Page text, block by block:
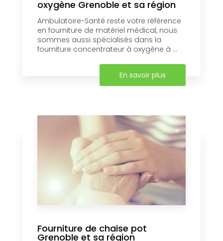
oxygène Grenoble et sa région
Ambulatoire-Santé reste votre référence
en fourniture de matériel médical, nous
sommes aussi spécialisés dans la
fourniture concentrateur à oxygène à ...
En savoir plus
Fourniture de chaise pot
Grenoble et sa région